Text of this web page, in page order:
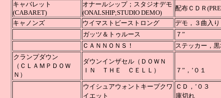
キャバレット
(CABARET)
オナールシップ；スタジオデモ
(ONALSHIP;STUDIO DEMO)
配布ＣＤＲ
キャノンズ
ウイマストビーストロング
デモ，３
ガッツ＆トゥルース
７”
ＣＡＮＮＯＮＳ！
ステッカー，
クランプダウン
（ＣＬＡＭＰＤＯＷ
Ｎ）
ダウンインザセル（ＤＯＷＮ
ＩＮ ＴＨＥ ＣＥＬＬ）
７”
ウイシュアウォントキープクワ
イエット
Ｃ
庫切れ